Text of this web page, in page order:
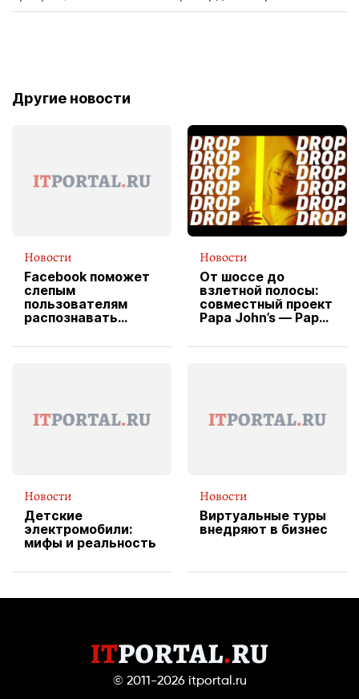
Другие новости
Новости
Facebook поможет
слепым
пользователям
распознавать
Новости
От шоссе до
взлетной полосы:
совместный проект
Papa John’s — Papa
вводит
Новости
Детские
электромобили:
мифы и реальность
Новости
Виртуальные туры
внедряют в бизнес
© 2011-2026 itportal.ru